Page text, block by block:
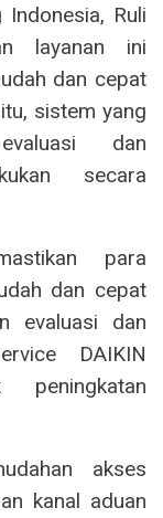
Ruli
layanan ini
dan cepat
sistem yang
dan
secara
para
dan cepat
evaluasi dan
DAIKIN
peningkatan
akses
kanal aduan